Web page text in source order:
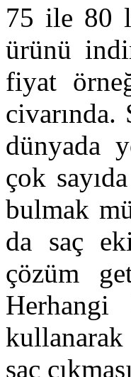
75 ile 80
ürünü
fiyat
dünyada
çok
bulmak
da saç
çözüm
saç